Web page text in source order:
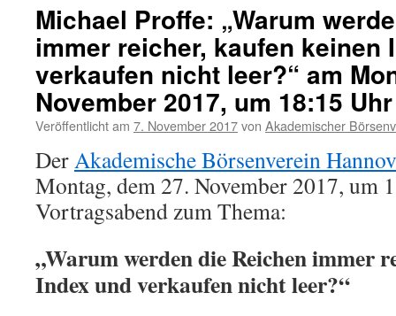
Michael Proffe: „Warum
immer reicher, kaufen keinen
verkaufen nicht leer?“ am
November 2017, um 18:15 Uhr
Veröffentlicht am 7. November 2017von Akademischer
DerAkademische Börsenverein
Montag, dem 27. November 2017, um
Vortragsabend zum Thema:
„Warum werden die Reichen immer
Index und verkaufen nicht leer?“